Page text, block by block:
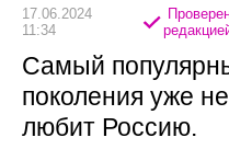
17.06.2024
11:34
Самый
поколения уже
любит Россию.